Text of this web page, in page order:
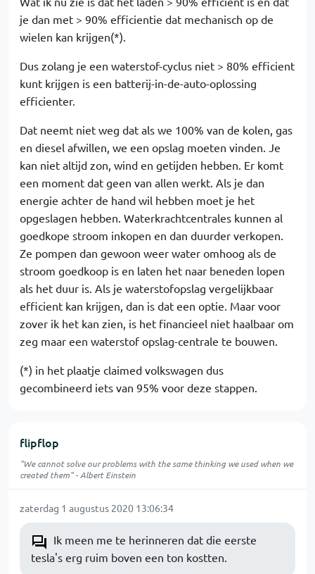
je dan met > 90% efficientie dat mechanisch op de
wielen kan krijgen(*).
Dus zolang je een waterstof-cyclus niet > 80% efficient
kunt krijgen is een batterij-in-de-auto-oplossing
efficienter.
Dat neemt niet weg dat als we 100% van de kolen, gas
en diesel afwillen, we een opslag moeten vinden. Je
kan niet altijd zon, wind en getijden hebben. Er komt
een moment dat geen van allen werkt. Als je dan
energie achter de hand wil hebben moet je het
opgeslagen hebben. Waterkrachtcentrales kunnen al
goedkope stroom inkopen en dan duurder verkopen.
Ze pompen dan gewoon weer water omhoog als de
stroom goedkoop is en laten het naar beneden lopen
als het duur is. Als je waterstofopslag vergelijkbaar
efficient kan krijgen, dan is dat een optie. Maar voor
zover ik het kan zien, is het financieel niet haalbaar om
zeg maar een waterstof opslag-centrale te bouwen.
(*) in het plaatje claimed volkswagen dus
gecombineerd iets van 95% voor deze stappen.
flipflop
"We cannot solve our problems with the same thinking we used when we
created them" - Albert Einstein
zaterdag 1 augustus 2020 13:06:34
Ik meen me te herinneren dat die eerste
tesla's erg ruim boven een ton kostten.